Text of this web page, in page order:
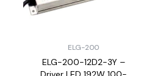
ELG-200
ELG-200-12D2-3Y –